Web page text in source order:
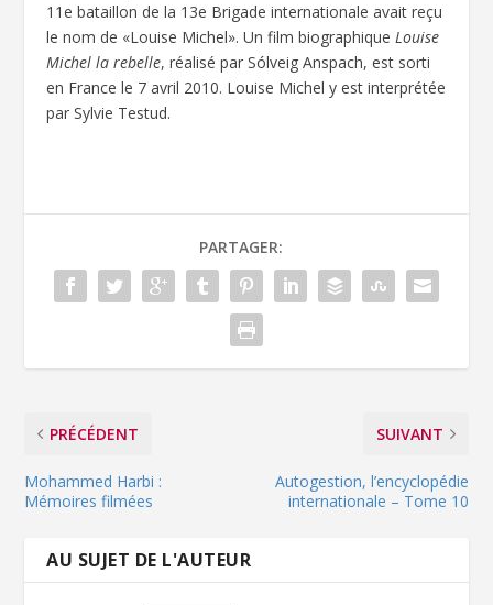
11e bataillon de la 13e Brigade internationale avait reçu
le nom de «Louise Michel». Un film biographiqueLouise
Michel la rebelle, réalisé par Sólveig Anspach, est sorti
en France le 7 avril 2010. Louise Michel y est interprétée
par Sylvie Testud.
PARTAGER:
PRÉCÉDENT
Mohammed Harbi :
Mémoires filmées
SUIVANT
Autogestion, l’encyclopédie
internationale – Tome 10
AU SUJET DE L'AUTEUR